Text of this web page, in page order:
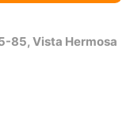
85, Vista Hermosa